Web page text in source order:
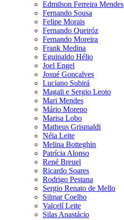
Edmilson Ferreira Mendes
Fernando Sousa
Felipe Morais
Fernando Queiróz
Fernando Moreira
Frank Medina
Eguinaldo Hélio
Joel Engel
Josué Gonçalves
Luciano Subirá
Magali e Sergio Leoto
Mari Mendes
Mário Moreno
Marisa Lobo
Matheus Grismaldi
Néia Leite
Melina Botteghin
Patrícia Alonso
René Breuel
Ricardo Soares
Rodrigo Pestana
Sergio Renato de Mello
Silmar Coelho
Valcelí Leite
Silas Anastácio